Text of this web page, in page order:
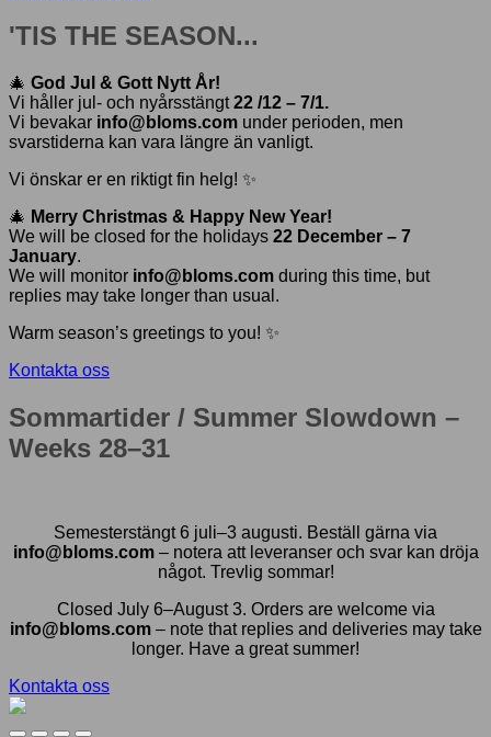
'TIS THE SEASON...
🎄 God Jul & Gott Nytt År!
Vi håller jul- och nyårsstängt22 /12 – 7/1.
Vi bevakar info@bloms.com under perioden, men
svarstiderna kan vara längre än vanligt.
Vi önskar er en riktigt fin helg! ✨
🎄 Merry Christmas & Happy New Year!
We will be closed for the holidays 22 December – 7
January.
We will monitor info@bloms.com during this time, but
replies may take longer than usual.
Warm season’s greetings to you! ✨
Kontakta oss
Sommartider / Summer Slowdown –
Weeks 28–31
Semesterstängt 6 juli–3 augusti. Beställ gärna via
info@bloms.com– notera att leveranser och svar kan dröja
något. Trevlig sommar!
Closed July 6–August 3. Orders are welcome via
info@bloms.com– note that replies and deliveries may take
longer. Have a great summer!
Kontakta oss